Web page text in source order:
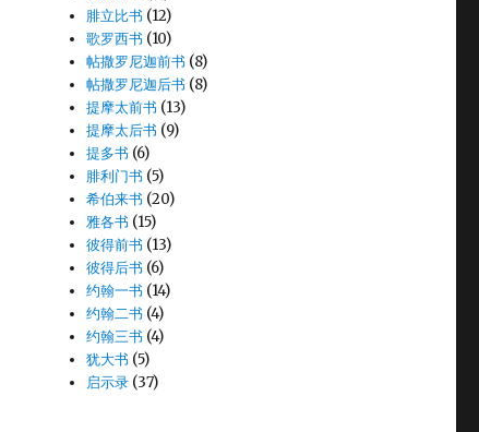
腓立比书 (12)
歌罗西书 (10)
帖撒罗尼迦前书 (8)
帖撒罗尼迦后书 (8)
提摩太前书 (13)
提摩太后书 (9)
提多书 (6)
腓利门书 (5)
希伯来书 (20)
雅各书 (15)
彼得前书 (13)
彼得后书 (6)
约翰一书 (14)
约翰二书 (4)
约翰三书 (4)
犹大书 (5)
启示录 (37)